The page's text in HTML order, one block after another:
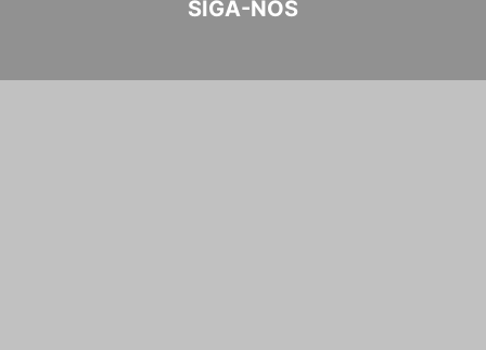
SIGA-NOS